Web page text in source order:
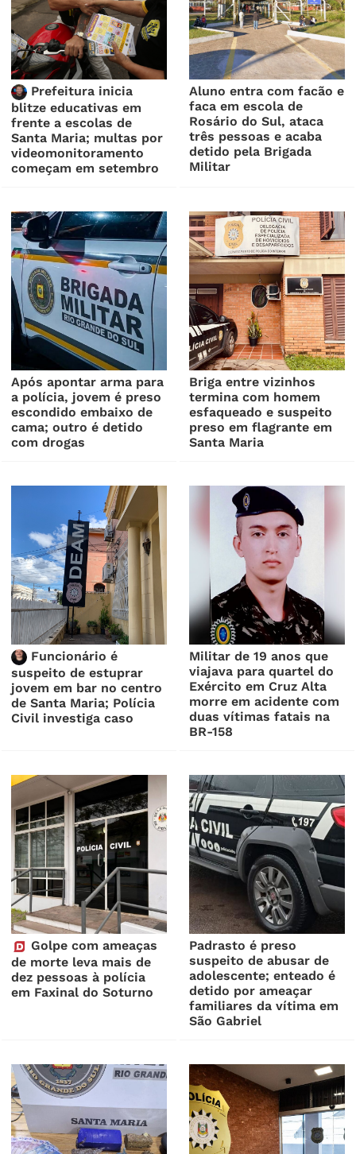
Prefeitura inicia
blitze educativas em
frente a escolas de
Santa Maria; multas por
videomonitoramento
começam em setembro
Aluno entra com facão e
faca em escola de
Rosário do Sul, ataca
três pessoas e acaba
detido pela Brigada
Militar
Após apontar arma para
a polícia, jovem é preso
escondido embaixo de
cama; outro é detido
com drogas
Briga entre vizinhos
termina com homem
esfaqueado e suspeito
preso em flagrante em
Santa Maria
Funcionário é
suspeito de estuprar
jovem em bar no centro
de Santa Maria; Polícia
Civil investiga caso
Militar de 19 anos que
viajava para quartel do
Exército em Cruz Alta
morre em acidente com
duas vítimas fatais na
BR-158
Golpe com ameaças
de morte leva mais de
dez pessoas à polícia
em Faxinal do Soturno
Padrasto é preso
suspeito de abusar de
adolescente; enteado é
detido por ameaçar
familiares da vítima em
São Gabriel